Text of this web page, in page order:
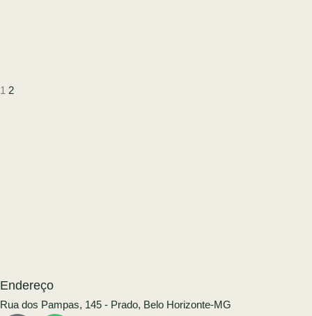
1 2
Endereço
Rua dos Pampas, 145 - Prado, Belo Horizonte-MG